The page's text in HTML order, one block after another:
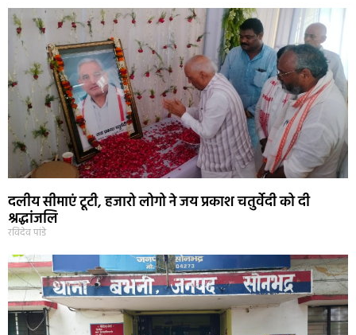
दलीय सीमाएं टूटी, हजारो लोगो ने जय प्रकाश चतुर्वेदी को दी
श्रद्धांजलि
रविदेव पांडे